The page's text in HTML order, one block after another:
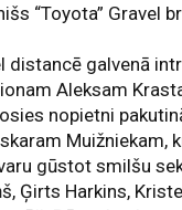
“Toyota” Gravel
distancē galvenā
Aleksam
nopietni
Muižniekam,
gūstot smilšu
Ģirts Harkins,